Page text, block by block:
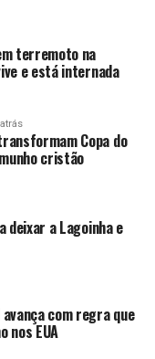
terremoto na
e está internada
Copa do
cristão
deixar a Lagoinha e
com regra que
nos EUA